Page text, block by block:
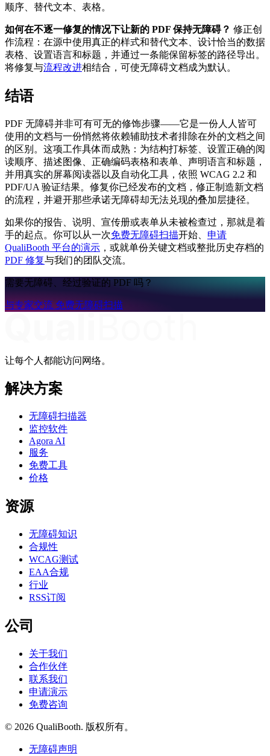
顺序、替代文本、表格。
如何在不逐一修复的情况下让新的 PDF 保持无障碍？ 修正创
作流程：在源中使用真正的样式和替代文本、设计恰当的数据
表格、设置语言和标题，并通过一条能保留标签的路径导出。
将修复与流程改进相结合，可使无障碍文档成为默认。
结语
PDF 无障碍并非可有可无的修饰步骤——它是一份人人皆可
使用的文档与一份悄然将依赖辅助技术者排除在外的文档之间
的区别。这项工作具体而成熟：为结构打标签、设置正确的阅
读顺序、描述图像、正确编码表格和表单、声明语言和标题，
并用真实的屏幕阅读器以及自动化工具，依照 WCAG 2.2 和
PDF/UA 验证结果。修复你已经发布的文档，修正制造新文档
的流程，并避开那些承诺无障碍却无法兑现的叠加层捷径。
如果你的报告、说明、宣传册或表单从未被检查过，那就是着
手的起点。你可以从一次免费无障碍扫描开始、 申请
QualiBooth 平台的演示 ，或就单份关键文档或整批历史存档的
PDF 修复与我们的团队交流。
需要无障碍、经过验证的 PDF 吗？
与专家交流 免费无障碍扫描
让每个人都能访问网络。
解决方案
无障碍扫描器
监控软件
Agora AI
服务
免费工具
价格
资源
无障碍知识
合规性
WCAG测试
EAA合规
行业
RSS订阅
公司
关于我们
合作伙伴
联系我们
申请演示
免费咨询
© 2026 QualiBooth. 版权所有。
无障碍声明